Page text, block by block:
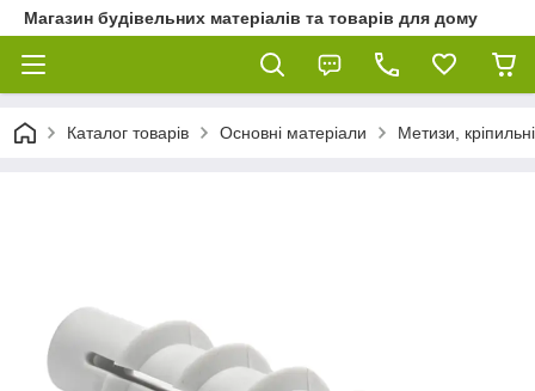
Магазин будівельних матеріалів та товарів для дому
Каталог товарів Основні матеріали Метизи,